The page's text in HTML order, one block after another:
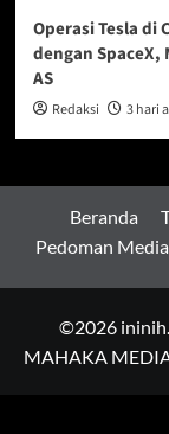
Operasi Tesla di
dengan
AS
Redaksi 3 hari
Beranda
Pedoman
©2026
MAHAKA